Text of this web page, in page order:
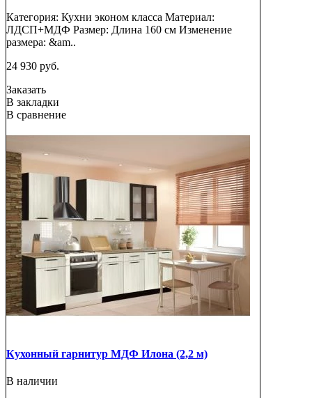
Категория: Кухни эконом класса Материал:
ЛДСП+МДФ Размер: Длина 160 см Изменение
размера: &am..
24 930 руб.
Заказать
В закладки
В сравнение
Кухонный гарнитур МДФ Илона (2,2 м)
В наличии